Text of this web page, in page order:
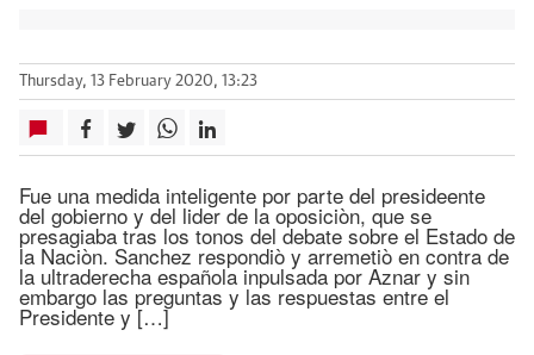
Thursday, 13 February 2020, 13:23
Fue una medida inteligente por parte del presideente
del gobierno y del lider de la oposiciòn, que se
presagiaba tras los tonos del debate sobre el Estado de
la Naciòn. Sanchez respondiò y arremetiò en contra de
la ultraderecha española inpulsada por Aznar y sin
embargo las preguntas y las respuestas entre el
Presidente y […]